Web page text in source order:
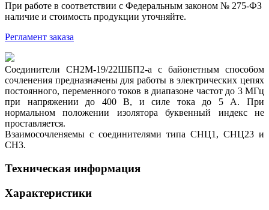
При работе в соответствии с Федеральным законом № 275-ФЗ
наличие и стоимость продукции уточняйте.
Регламент заказа
Соединители СН2М-19/22ШБП2-а с байонетным способом
сочленения предназначены для работы в электрических цепях
постоянного, переменного токов в диапазоне частот до 3 МГц
при напряжении до 400 В, и силе тока до 5 А. При
нормальном положении изолятора буквенный индекс не
проставляется.
Взаимосочленяемы с соединителями типа СНЦ1, СНЦ23 и
СН3.
Техническая информация
Характеристики